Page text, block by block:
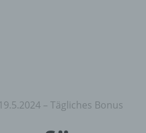
– Tägliches Bonus